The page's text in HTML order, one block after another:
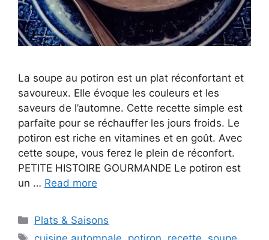
La soupe au potiron est un plat réconfortant et
savoureux. Elle évoque les couleurs et les
saveurs de l’automne. Cette recette simple est
parfaite pour se réchauffer les jours froids. Le
potiron est riche en vitamines et en goût. Avec
cette soupe, vous ferez le plein de réconfort.
PETITE HISTOIRE GOURMANDE Le potiron est
un … Read more
Categories
Plats & Saisons
Tags